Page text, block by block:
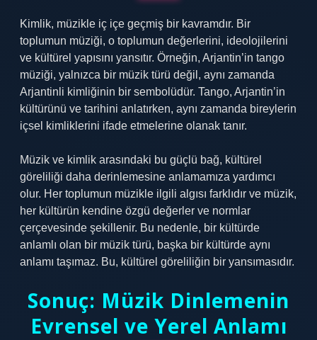
Kimlik, müzikle iç içe geçmiş bir kavramdır. Bir
toplumun müziği, o toplumun değerlerini, ideolojilerini
ve kültürel yapısını yansıtır. Örneğin, Arjantin’in tango
müziği, yalnızca bir müzik türü değil, aynı zamanda
Arjantinli kimliğinin bir sembolüdür. Tango, Arjantin’in
kültürünü ve tarihini anlatırken, aynı zamanda bireylerin
içsel kimliklerini ifade etmelerine olanak tanır.
Müzik ve kimlik arasındaki bu güçlü bağ, kültürel
göreliliği daha derinlemesine anlamamıza yardımcı
olur. Her toplumun müzikle ilgili algısı farklıdır ve müzik,
her kültürün kendine özgü değerler ve normlar
çerçevesinde şekillenir. Bu nedenle, bir kültürde
anlamlı olan bir müzik türü, başka bir kültürde aynı
anlamı taşımaz. Bu, kültürel göreliliğin bir yansımasıdır.
Sonuç: Müzik Dinlemenin
Evrensel ve Yerel Anlamı